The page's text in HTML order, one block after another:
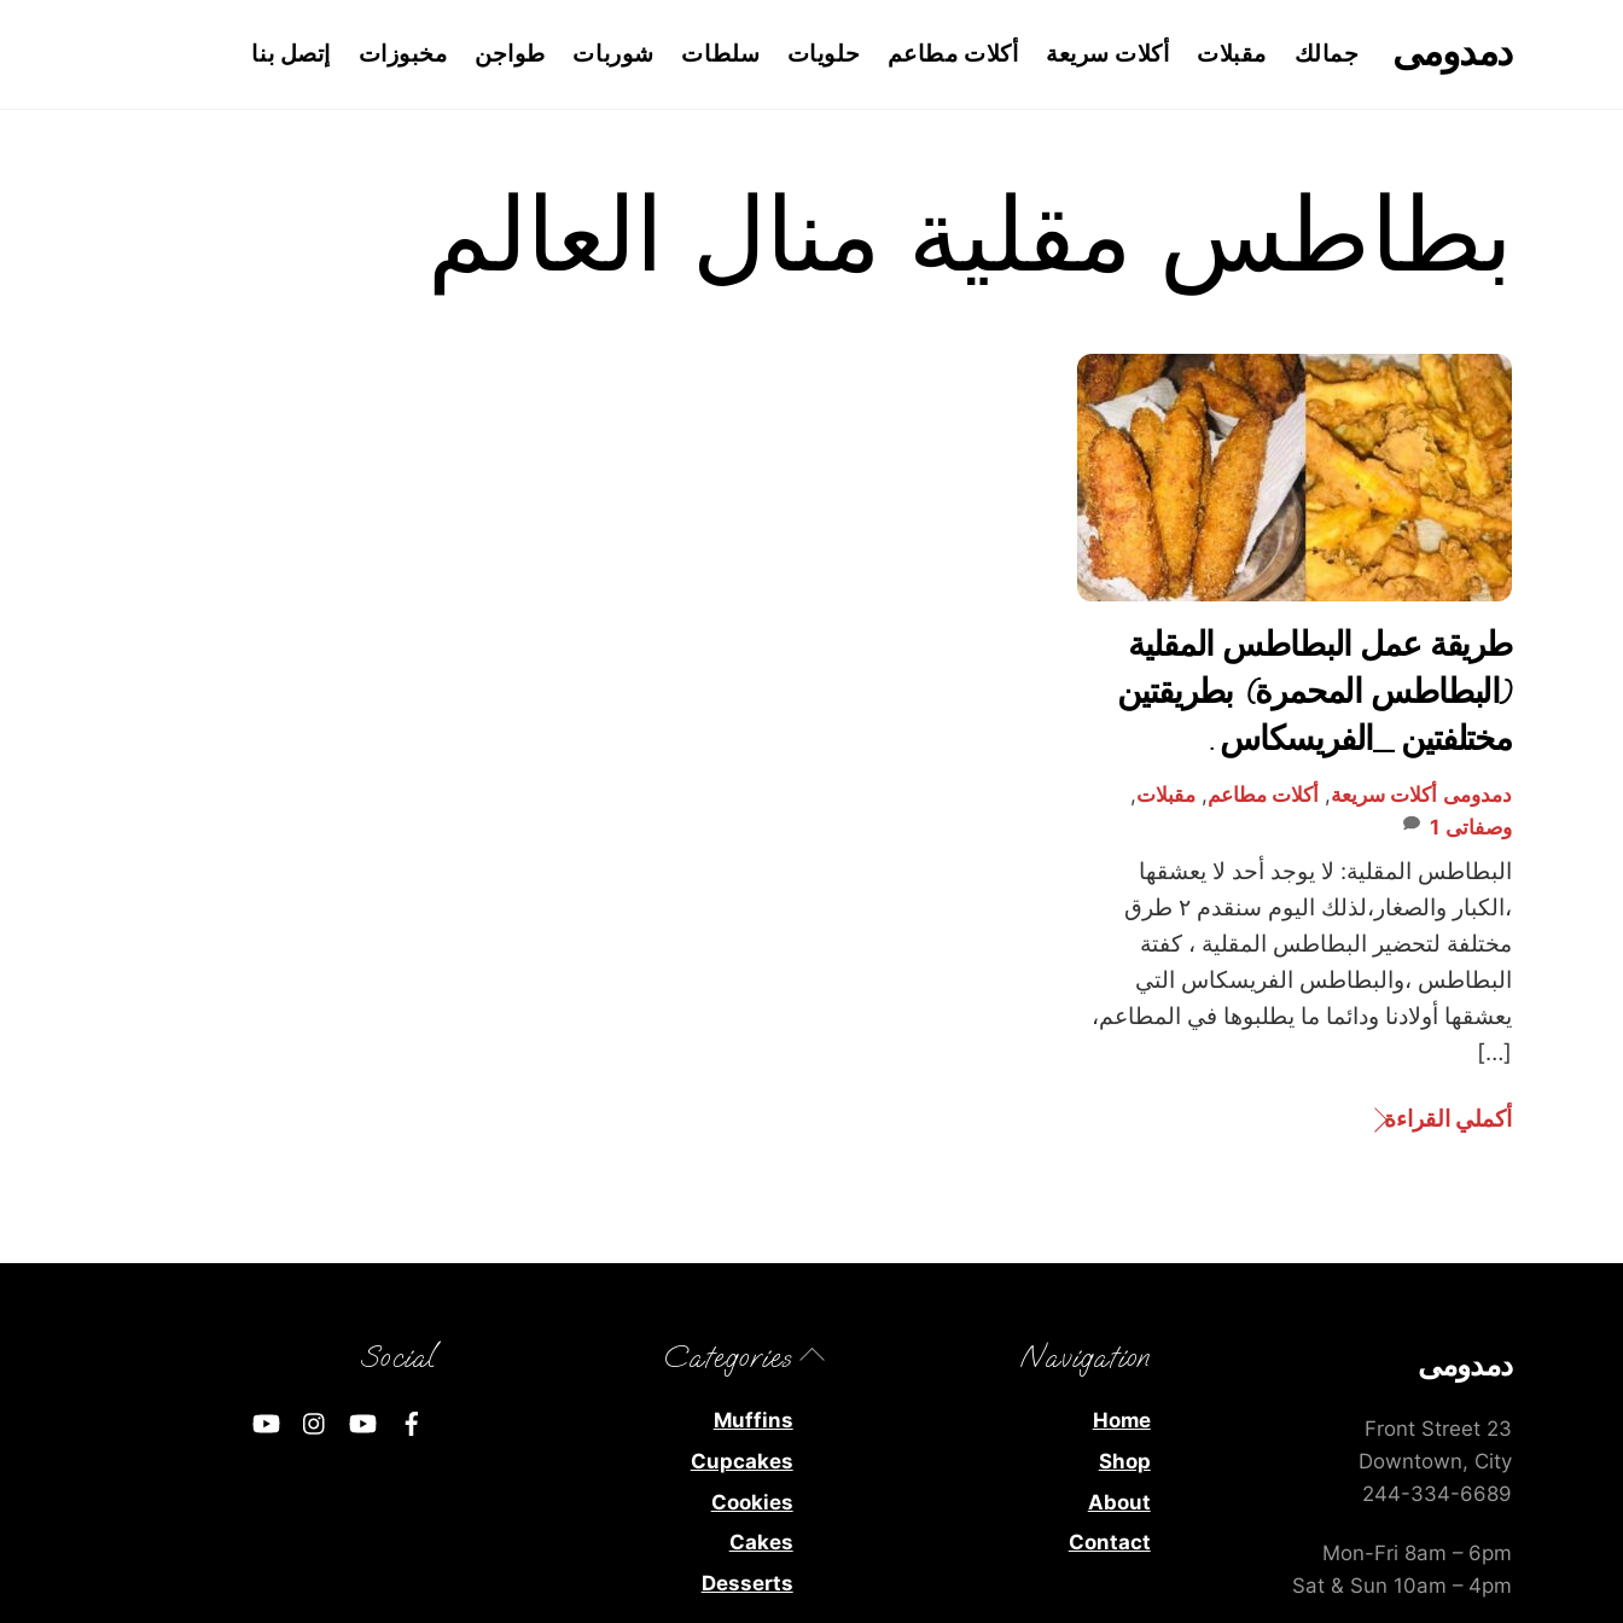
دمدومى جمالك مقبلات أكلات سريعة أكلات مطاعم حلويات سلطات شوربات طواجن مخبوزات إتصل بنا
بطاطس مقلية منال العالم
طريقة عمل البطاطس المقلية
(البطاطس المحمرة) بطريقتين
مختلفتين _الفريسكاس .
دمدومى أكلات سريعة, أكلات مطاعم, مقبلات,
وصفاتى 1
البطاطس المقلية: لا يوجد أحد لا يعشقها
،الكبار والصغار،لذلك اليوم سنقدم ٢ طرق
مختلفة لتحضير البطاطس المقلية ، كفتة
البطاطس ،والبطاطس الفريسكاس التي
يعشقها أولادنا ودائما ما يطلبوها في المطاعم،
[…]
أكملي القراءة
Back
Top
دمدومى
23 Front Street
Downtown, City
244-334-6689
Mon-Fri 8am – 6pm
Sat & Sun 10am – 4pm
Navigation
Home
Shop
About
Contact
Categories
Muffins
Cupcakes
Cookies
Cakes
Desserts
Social